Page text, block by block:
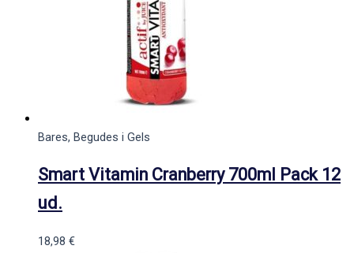
Bares, Begudes i Gels
Smart Vitamin Cranberry 700ml Pack 12
ud.
18,98 €